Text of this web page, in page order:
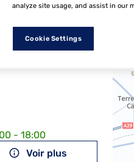
8 Top
- 18:00
Voir plus
analyze site usage, and assist in our
Cookie Settings